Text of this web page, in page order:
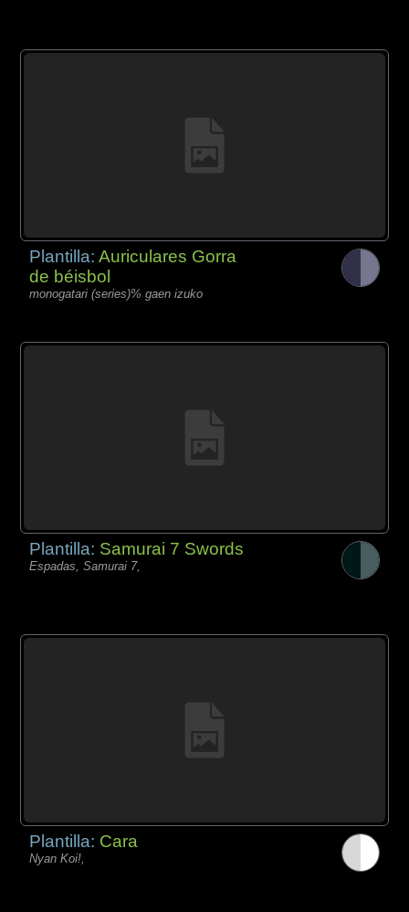
Plantilla:Auriculares Gorra
de béisbol
monogatari (series)% gaen izuko
Plantilla: Samurai 7 Swords
Espadas, Samurai 7,
Plantilla: Cara
Nyan Koi!,